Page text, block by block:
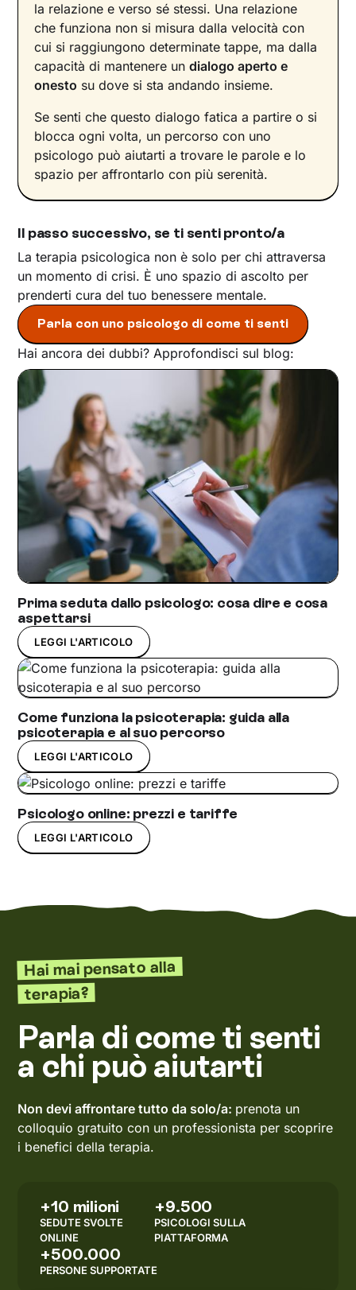
la relazione e verso sé stessi. Una relazione
che funziona non si misura dalla velocità con
cui si raggiungono determinate tappe, ma dalla
capacità di mantenere undialogo aperto e
onesto su dove si sta andando insieme.
Se senti che questo dialogo fatica a partire o si
blocca ogni volta, un percorso con uno
psicologo può aiutarti a trovare le parole e lo
spazio per affrontarlo con più serenità.
Il passo successivo, se ti senti pronto/a
La terapia psicologica non è solo per chi attraversa
un momento di crisi. È uno spazio di ascolto per
prenderti cura del tuo benessere mentale.
Parla con uno psicologo di come ti senti
Hai ancora dei dubbi? Approfondisci sul blog:
Prima seduta dallo psicologo: cosa dire e cosa
aspettarsi
LEGGI L'ARTICOLO
Come funziona la psicoterapia: guida alla
psicoterapia e al suo percorso
LEGGI L'ARTICOLO
Psicologo online: prezzi e tariffe
LEGGI L'ARTICOLO
Hai mai pensato alla
terapia?
Parla di come ti senti
a chi può aiutarti
Non devi affrontare tutto da solo/a: prenota un
colloquio gratuito con un professionista per scoprire
i benefici della terapia.
+10 milioni
SEDUTE SVOLTE
ONLINE
+9.500
PSICOLOGI SULLA
PIATTAFORMA
+500.000
PERSONE SUPPORTATE